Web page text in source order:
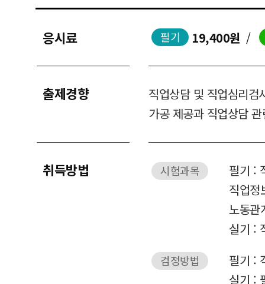
응시료 필기 19,400원 /
출제경향
직업상담 및 직업심리검
가공 제공과 직업상담
취득방법 시험과목
필기 :
직업정
노동관
실기 :
검정방법
필기 :
실기 :